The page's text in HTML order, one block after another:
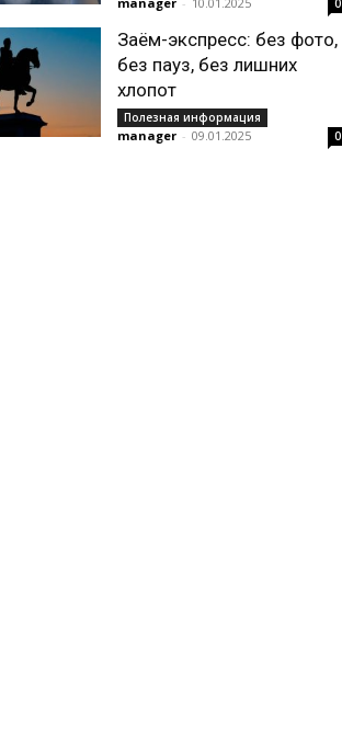
0
Заём-экспресс: без фото,
без пауз, без лишних
хлопот
Полезная информация
manager - 09.01.2025 0